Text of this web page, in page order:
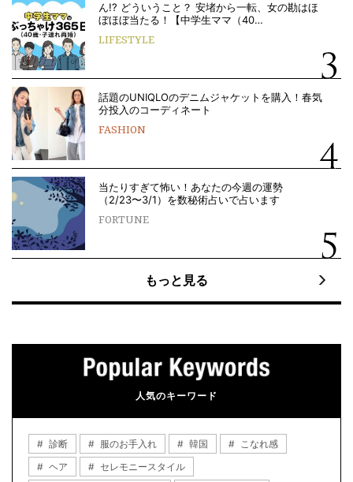
ん!? どういうこと？ 安堵から一転、女の勘はほ
ぼほぼ当たる！【中学生ママ（40…
LIFESTYLE
話題のUNIQLOのデニムジャケットを購入！春気
分投入のコーディネート
FASHION
当たりすぎて怖い！あなたの今週の運勢
（2/23〜3/1）を数秘術占いで占います
FORTUNE
もっと見る
人気のキーワード
診断 服のお手入れ 韓国
こなれ感
ヘア
セレモニースタイル